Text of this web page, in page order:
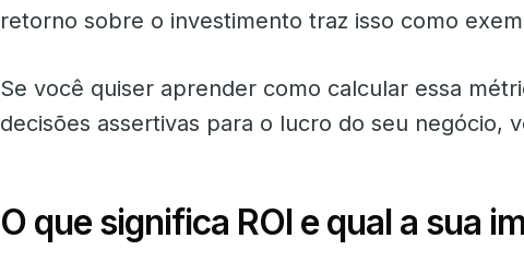
retorno sobre o investimento traz isso como
Se você quiser aprender como calcular essa
decisões assertivas para o lucro do seu negócio,
O que significa ROI e qual a sua